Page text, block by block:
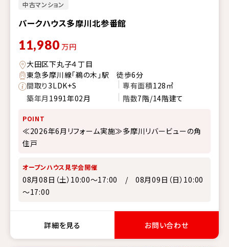
中古マンション
パークハウス多摩川北参番館
11,980 万円
大田区下丸子４丁目
東急多摩川線「鵜の木」駅 徒歩6分
間取り3LDK+S 専有面積128㎡
築年月 1991年02月 階数7階/14階建て
POINT
≪2026年6月リフォーム実施≫多摩川リバービューの角
住戸
オープンハウス見学会開催
08月08日（土）10:00～17:00 / 08月09日（日）10:00
～17:00
詳細を見る お問い合わせ